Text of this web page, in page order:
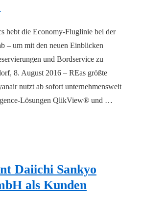
hebt die Economy-Fluglinie bei der
– um mit den neuen Einblicken
und Bordservice zu
8. August 2016 – REas größte
nutzt ab sofort unternehmensweit
Lösungen QlikView® und …
Daiichi Sankyo
als Kunden